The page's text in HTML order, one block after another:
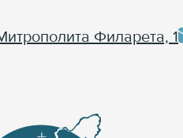
Филарета, 1